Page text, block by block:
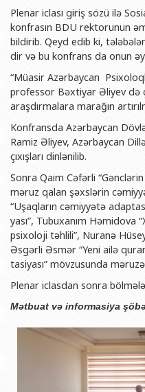
BDU-nun məzunları
Fəxri doktorlarımız
BDU-da təhsil
BDU-da tədris olunan
Universitet tarixinin ən
Plenar iclası giriş sözü ilə
konfrasın BDU rek­to­ru­nun
bildirib. Qeyd edib ki,
dir və bu konfrans da onun
“Müasir Azər­baycan
professor Bəxtiyar Əliyev də
araşdırmalara ma­rağın
Konfransda Azər­bay­can
Ramiz Əli­yev, Azər­bay­can
çıxışları dinlənilib.
Sonra Qaim Cəfərli
məruz qalan şəxs­lə­rin
“Uşaqların cəmiyyətə
yası”, Tubuxanım Həmidova
psixoloji təhlili”, Nuranə
Əsgərli Əs­mər “Yeni ailə
ta­si­ya­sı” möv­zusunda məruzə
Plenar iclasdan sonra
Mətbuat və informasiya